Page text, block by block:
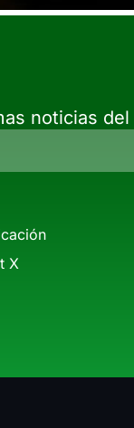
noticias del
X